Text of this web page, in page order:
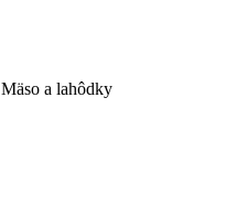
Mäso a lahôdky